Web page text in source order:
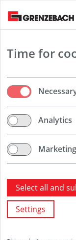
/女/天)
（男/女/日）
/女/天)
/天)
（男/女/日）
English